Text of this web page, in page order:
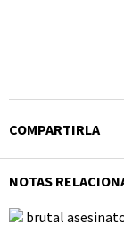
COMPARTIRLA
NOTAS